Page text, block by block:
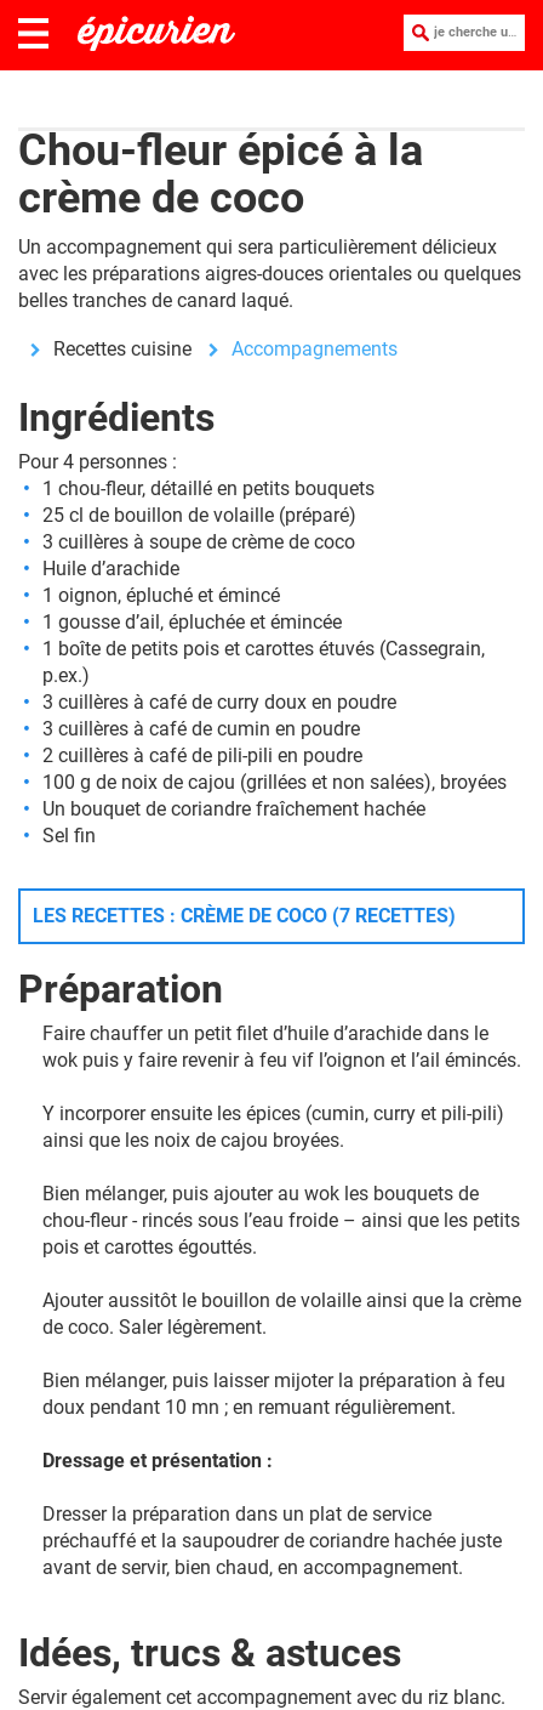
je cherche une recette :
Chou-fleur épicé à la
crème de coco
Un accompagnement qui sera particulièrement délicieux
avec les préparations aigres-douces orientales ou quelques
belles tranches de canard laqué.
Recettes cuisine Accompagnements
Ingrédients
Pour 4 personnes :
1 chou-fleur, détaillé en petits bouquets
25 cl de bouillon de volaille (préparé)
3 cuillères à soupe de crème de coco
Huile d’arachide
1 oignon, épluché et émincé
1 gousse d’ail, épluchée et émincée
1 boîte de petits pois et carottes étuvés (Cassegrain,
p.ex.)
3 cuillères à café de curry doux en poudre
3 cuillères à café de cumin en poudre
2 cuillères à café de pili-pili en poudre
100 g de noix de cajou (grillées et non salées), broyées
Un bouquet de coriandre fraîchement hachée
Sel fin
LES RECETTES : CRÈME DE COCO (7 RECETTES)
Préparation
Faire chauffer un petit filet d’huile d’arachide dans le
wok puis y faire revenir à feu vif l’oignon et l’ail émincés.
Y incorporer ensuite les épices (cumin, curry et pili-pili)
ainsi que les noix de cajou broyées.
Bien mélanger, puis ajouter au wok les bouquets de
chou-fleur - rincés sous l’eau froide – ainsi que les petits
pois et carottes égouttés.
Ajouter aussitôt le bouillon de volaille ainsi que la crème
de coco. Saler légèrement.
Bien mélanger, puis laisser mijoter la préparation à feu
doux pendant 10 mn ; en remuant régulièrement.
Dressage et présentation :
Dresser la préparation dans un plat de service
préchauffé et la saupoudrer de coriandre hachée juste
avant de servir, bien chaud, en accompagnement.
Idées, trucs & astuces
Servir également cet accompagnement avec du riz blanc.